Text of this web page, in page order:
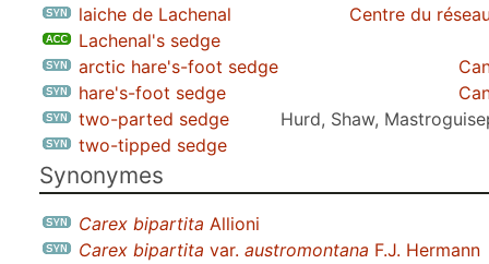
laiche de Lachenal
Centre du
Lachenal's sedge
arctic hare's-foot sedge
hare's-foot sedge
two-parted sedge
Hurd, Shaw,
two-tipped sedge
Synonymes
Carex bipartita Allioni
Carex bipartita var. austromontana F.J. Hermann